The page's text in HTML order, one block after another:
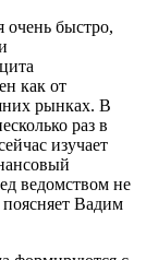
очень быстро,
как от
рынках. В
раз в
изучает
ведомством не
Вадим